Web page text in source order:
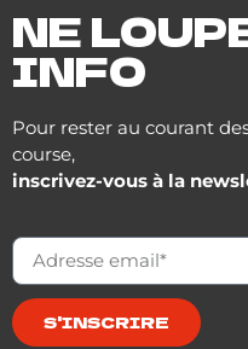
NE
INFO
Pour rester au courant
course,
inscrivez-vous à la
S'INSCRIRE